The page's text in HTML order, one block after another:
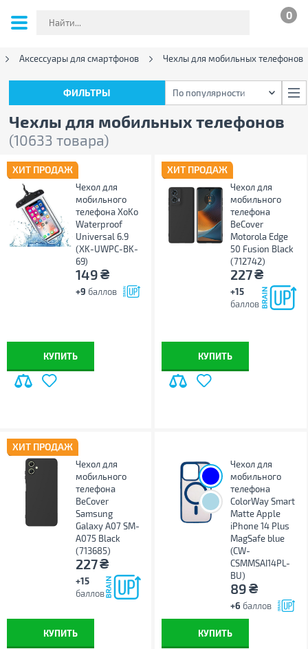
0
Аксессуары для смартфонов Чехлы для мобильных телефонов
Чехлы для мобильных телефонов
(10633 товара)
ФИЛЬТРЫ По популярности
ХИТ ПРОДАЖ
Чехол для
мобильного
телефона XoKo
Waterproof
Universal 6.9
(XK-UWPC-BK-
69)
149₴
+9 баллов
КУПИТЬ
ХИТ ПРОДАЖ
Чехол для
мобильного
телефона
BeCover
Motorola Edge
50 Fusion Black
(712742)
227₴
+15
баллов
КУПИТЬ
ХИТ ПРОДАЖ
Чехол для
мобильного
телефона
BeCover
Samsung
Galaxy A07 SM-
A075 Black
(713685)
227₴
+15
баллов
КУПИТЬ
Чехол для
мобильного
телефона
ColorWay Smart
Matte Apple
iPhone 14 Plus
MagSafe blue
(CW-
CSMMSAI14PL-
BU)
89₴
+6 баллов
КУПИТЬ
ФИЛЬТРЫ По популярности